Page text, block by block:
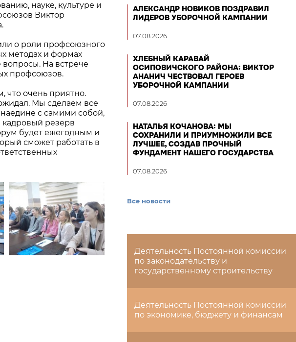
науке, культуре и
Виктор
о роли профсоюзного
методах и формах
На встрече
профсоюзов.
что очень приятно.
Мы сделаем все
с самими собой,
резерв
будет ежегодным и
сможет работать в
АЛЕКСАНДР НОВИКОВ ПОЗДРАВИЛ
ЛИДЕРОВ УБОРОЧНОЙ КАМПАНИИ
07.08.2026
ХЛЕБНЫЙ КАРАВАЙ
ОСИПОВИЧСКОГО РАЙОНА: ВИКТОР
АНАНИЧ ЧЕСТВОВАЛ ГЕРОЕВ
УБОРОЧНОЙ КАМПАНИИ
07.08.2026
НАТАЛЬЯ КОЧАНОВА: МЫ
СОХРАНИЛИ И ПРИУМНОЖИЛИ ВСЕ
ЛУЧШЕЕ, СОЗДАВ ПРОЧНЫЙ
ФУНДАМЕНТ НАШЕГО ГОСУДАРСТВА
07.08.2026
Все новости
Деятельность Постоянной комиссии
по законодательству и
государственному строительству
Деятельность Постоянной комиссии
по экономике, бюджету и финансам